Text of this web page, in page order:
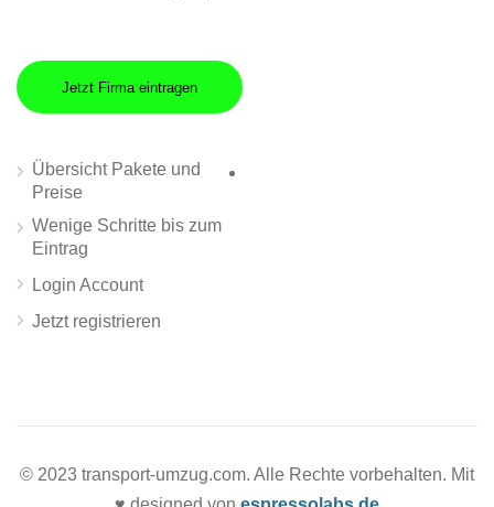
Jetzt Firma eintragen
Übersicht Pakete und
Preise
Wenige Schritte bis zum
Eintrag
Login Account
Jetzt registrieren
© 2023 transport-umzug.com. Alle Rechte vorbehalten. Mit